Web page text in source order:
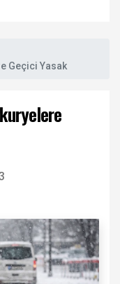
Geçici Yasak